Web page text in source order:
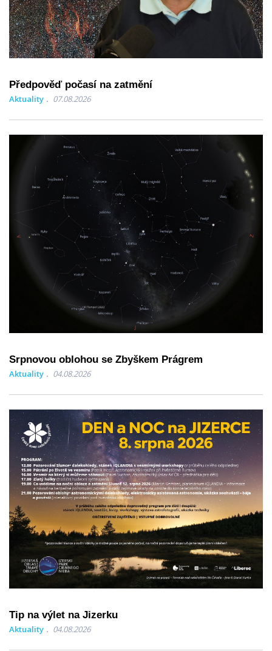
Předpověď počasí na zatmění
Aktuality 07.08.2026
Srpnovou oblohou se Zbyškem Prágrem
Aktuality 04.08.2026
Tip na výlet na Jizerku
Aktuality 04.08.2026